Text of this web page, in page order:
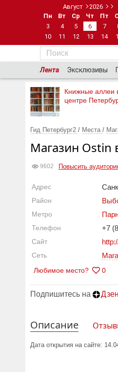
Август
2026
Пн
Вт Ср Чт Пт
3
4 5 6 7
10
11 12 13 14
Лента Эксклюзивы
Книжные аллеи
центре
Гид Петербург2 / Места /
Магазин Ostin
9602 Повысить
Адрес
Район
Метро
Телефон +7
Сайт
Сеть
Любимое место? 0
Подпишитесь на Дзен
Описание
Дата открытия на сайте: